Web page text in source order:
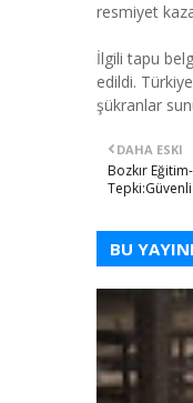
resmiyet
İlgili tapu
edildi.
şükranlar
DAHA ESKI
Bozkır
Tepki:Güvenli
BU